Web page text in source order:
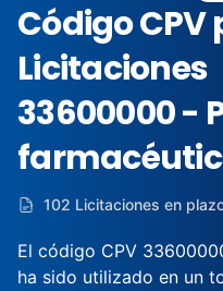
Código CPV
Licitaciones
33600000 -
102 Licitaciones en
El código CPV
ha sido utilizado en un